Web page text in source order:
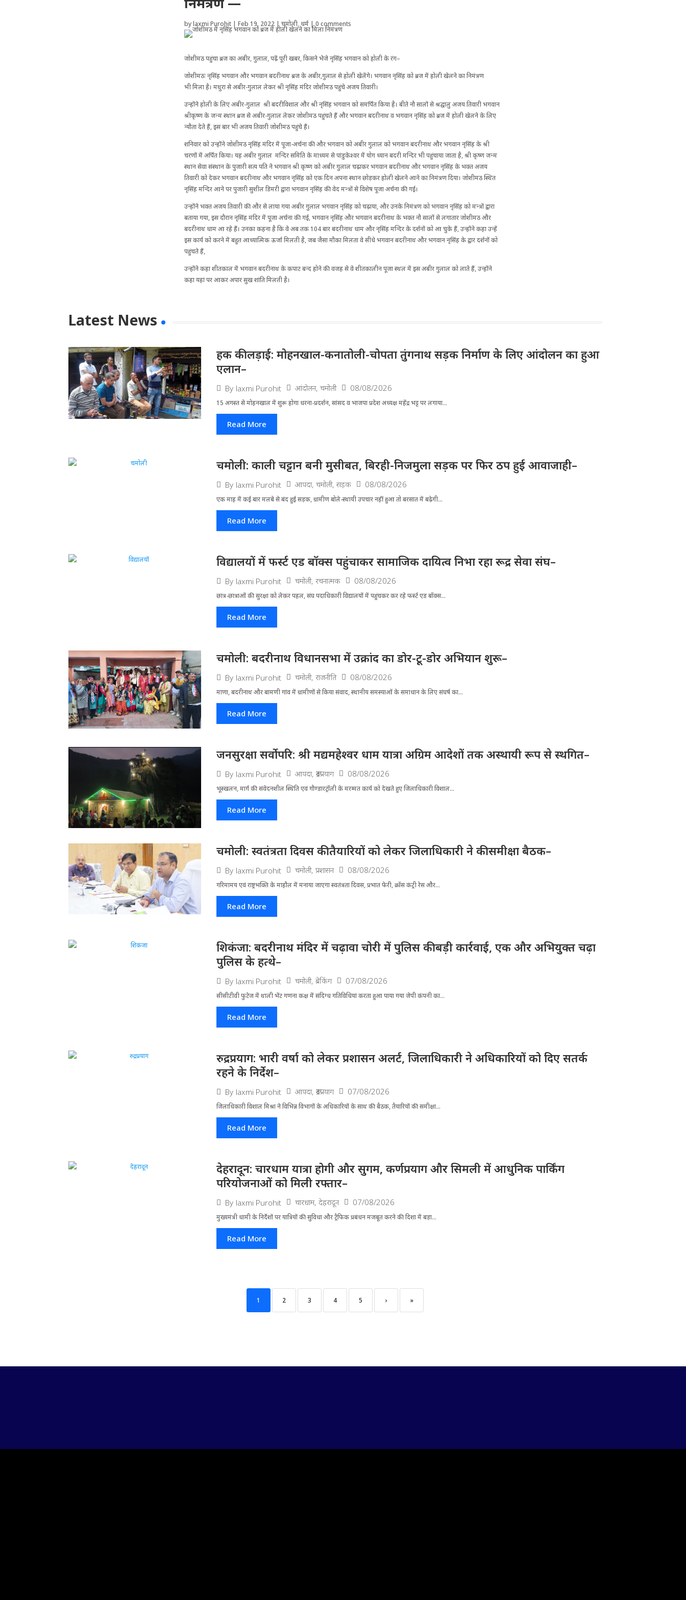
bylaxmi Purohit |Feb 19, 2022 |चमोली, धर्म |0 comments
जोशीमठ पहुंचा ब्रज का अबीर, गुलाल, पढ़ें पूरी खबर, किसने भेजे नृसिंह भगवान को होली के रंग–
जोशीमठः नृसिंह भगवान और भगवान बदरीनाथ ब्रज के अबीर,गुलाल से होली खेलेंगे। भगवान नृसिंह को ब्रज में होली खेलने का निमंत्रण
भी मिला है। मथुरा से अबीर-गुलाल लेकर श्री नृसिंह मंदिर जोशीमठ पहुंचे अजय तिवारी।
उन्होंने होली के लिए अबीर-गुलाल श्री बदरीविशाल और श्री नृसिंह भगवान को समर्पित किया है। बीते नौ सालों से श्रद्घालु अजय तिवारी भगवान
श्रीकृष्ण के जन्म स्थान ब्रज से अबीर-गुलाल लेकर जोशीमठ पहुंचते हैं और भगवान बदरीनाथ व भगवान नृसिंह को ब्रज में होली खेलने के लिए
न्यौता देते हैं, इस बार भी अजय तिवारी जोशीमठ पहुंचे हैं।
शनिवार को उन्होंने जोशीमठ नृसिंह मंदिर में पूजा-अर्चना की और भगवान को अबीर गुलाल को भगवान बदरीनाथ और भगवान नृसिंह के श्री
चरणों में अर्पित किया। यह अबीर गुलाल मन्दिर समिति के माध्यम से पांडुकेश्वर में योग ध्यान बदरी मन्दिर भी पहुंचाया जाता है, श्री कृष्ण जन्म
स्थान सेवा संस्थान के पुजारी सत्य पति ने भगवान श्री कृष्ण को अबीर गुलाल चढ़ाकर भगवान बदरीनाथ और भगवान नृसिंह के भक्त अजय
तिवारी को देकर भगवान बदरीनाथ और भगवान नृसिंह को एक दिन अपना स्थान छोड़कर होली खेलने आने का निमंत्रण दिया। जोशीमठ स्थित
नृसिंह मन्दिर आने पर पुजारी सुशील डिमरी द्वारा भगवान नृसिंह की वेद मन्त्रों से विशेष पूजा अर्चना की गई।
उन्होंने भक्त अजय तिवारी की और से लाया गया अबीर गुलाल भगवान नृसिंह को चढ़ाया, और उनके निमंत्रण को भगवान नृसिंह को मन्त्रों द्वारा
बताया गया, इस दौरान नृसिंह मंदिर में पूजा अर्चना की गई, भगवान नृसिंह और भगवान बदरीनाथ के भक्त नौ सालों से लगातार जोशीमठ और
बदरीनाथ धाम आ रहे हैं। उनका कहना है कि वे अब तक 104 बार बदरीनाथ धाम और नृसिंह मन्दिर के दर्शनों को आ चुके हैं, उन्होंने कहा उन्हें
इस कार्य को करने में बहुत आध्यात्मिक ऊर्जा मिलती है, जब जैसा मौका मिलता वे सीधे भगवान बदरीनाथ और भगवान नृसिंह के द्वार दर्शनों को
पहुंचते हैं,
उन्होंने कहा शीतकाल में भगवान बदरीनाथ के कपाट बन्द होने की वजह से वे शीतकालीन पूजा स्थल में इस अबीर गुलाल को लाते हैं, उन्होंने
कहा यहां पर आकर अपार सुख शांति मिलती है।
Latest News
हक की लड़ाई: मोहनखाल-कनातोली-चोपता तुंगनाथ सड़क निर्माण के लिए आंदोलन का हुआ
एलान–
By laxmi Purohit आंदोलन, चमोली 08/08/2026
15 अगस्त से मोहनखाल में शुरू होगा धरना-प्रदर्शन, सांसद व भाजपा प्रदेश अध्यक्ष महेंद्र भट्ट पर लगाया...
Read More
चमोली: काली चट्टान बनी मुसीबत, बिरही-निजमुला सड़क पर फिर ठप हुई आवाजाही–
By laxmi Purohit आपदा, चमोली, सड़क 08/08/2026
एक माह में कई बार मलबे से बंद हुई सड़क, ग्रामीण बोले-स्थायी उपचार नहीं हुआ तो बरसात में बढ़ेगी...
Read More
विद्यालयों में फर्स्ट एड बॉक्स पहुंचाकर सामाजिक दायित्व निभा रहा रूद्र सेवा संघ–
By laxmi Purohit चमोली, रचनात्मक 08/08/2026
छात्र-छात्राओं की सुरक्षा को लेकर पहल, संघ पदाधिकारी विद्यालयों में पहुंचकर कर रहे फर्स्ट एड बॉक्स...
Read More
चमोली: बदरीनाथ विधानसभा में उक्रांद का डोर-टू-डोर अभियान शुरू–
By laxmi Purohit चमोली, राजनीति 08/08/2026
माणा, बदरीनाथ और बामणी गांव में ग्रामीणों से किया संवाद, स्थानीय समस्याओं के समाधान के लिए संघर्ष का...
Read More
जनसुरक्षा सर्वोपरि: श्री मद्यमहेश्वर धाम यात्रा अग्रिम आदेशों तक अस्थायी रूप से स्थगित–
By laxmi Purohit आपदा, रूद्रप्रयाग 08/08/2026
भूस्खलन, मार्ग की संवेदनशील स्थिति एवं गौण्डारट्रॉली के मरम्मत कार्य को देखते हुए जिलाधिकारी विशाल...
Read More
चमोली: स्वतंत्रता दिवस की तैयारियों को लेकर जिलाधिकारी ने की समीक्षा बैठक–
By laxmi Purohit चमोली, प्रशासन 08/08/2026
गरिमामय एवं राष्ट्रभक्ति के माहौल में मनाया जाएगा स्वतंत्रता दिवस, प्रभात फेरी, क्रॉस कंट्री रेस और...
Read More
​शिकंजा: बदरीनाथ मंदिर में चढ़ावा चोरी में पुलिस की बड़ी कार्रवाई, एक और अभियुक्त चढ़ा
पुलिस के हत्थे–
By laxmi Purohit चमोली, ब्रेकिंग 07/08/2026
सीसीटीवी फुटेज में थाली भेंट गणना कक्ष में संदिग्ध गतिविधियां करता हुआ पाया गया जेपी कंपनी का...
Read More
रुद्रप्रयाग: भारी वर्षा को लेकर प्रशासन अलर्ट, जिलाधिकारी ने अधिकारियों को दिए सतर्क
रहने के निर्देश–
By laxmi Purohit आपदा, रूद्रप्रयाग 07/08/2026
जिला​धिकारी विशाल मिश्रा ने वि​भिन्न विभागों के अ​धिकारियों के साथ की बैठक, तैयारियों की समीक्षा...
Read More
देहरादून: चारधाम यात्रा होगी और सुगम, कर्णप्रयाग और सिमली में आधुनिक पार्किंग
परियोजनाओं को मिली रफ्तार–
By laxmi Purohit चारधाम, देहरादून 07/08/2026
मुख्यमंत्री धामी के निर्देशों पर यात्रियों की सुविधा और ट्रैफिक प्रबंधन मजबूत करने की दिशा में बड़ा...
Read More
1 2 3 4 5 › »